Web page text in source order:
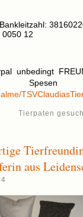
0050 12
unbedingt
Tierpaten
aus